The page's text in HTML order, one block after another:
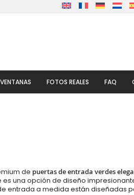
VENTANAS FOTOS REALES FAQ
de puertas de entrada verdes
una opción de diseño
a medida están diseñadas